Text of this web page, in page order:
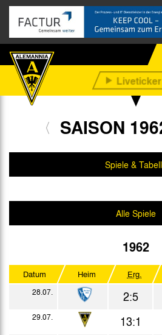
SAISON
Spiele &
Alle Spiele
WFV-Totorunde
1962
Datum Heim Erg.
28.07. 2:5
29.07.
13:1